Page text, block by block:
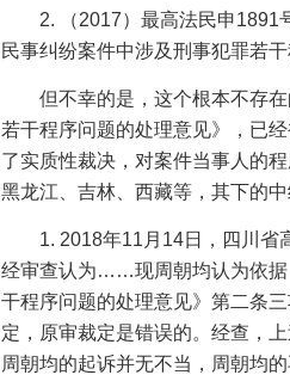
2. （2017）最高法民申1891
民事纠纷案件中涉及刑事犯罪若
但不幸的是，这个根本不存
若干程序问题的处理意见》，已
了实质性裁决，对案件当事人的
黑龙江、吉林、西藏等，其下的
1. 2018年11 月 14日，四川省
经审查认为……现周朝均认为依据
干程序问题的处理意见》第二条
定，原审裁定是错误的。经查，
周朝均的起诉并无不当，周朝均